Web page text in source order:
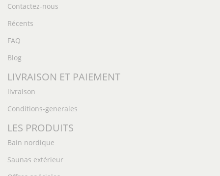
Contactez-nous
Récents
FAQ
Blog
LIVRAISON ET PAIEMENT
livraison
Conditions-generales
LES PRODUITS
Bain nordique
Saunas extérieur